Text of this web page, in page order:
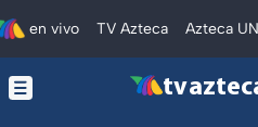
en vivo TV Azteca Azteca
tv